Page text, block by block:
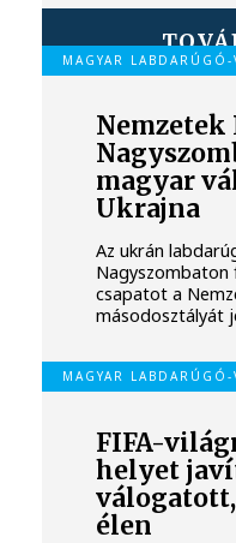
MAGYAR LABDARÚGÓ-
Nemzetek
magyar
Ukrajna
Az ukrán
csapatot a
másodosztályát
MAGYAR LABDARÚGÓ-
FIFA-
helyet
élen